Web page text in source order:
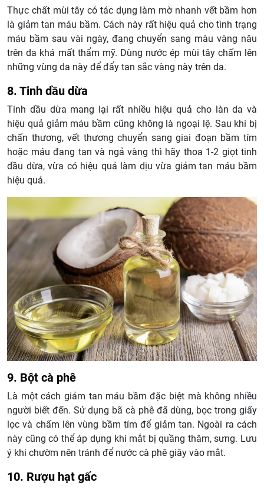
Thực chất mùi tây có tác dụng làm mờ nhanh vết bầm hơn
là giảm tan máu bầm. Cách này rất hiệu quả cho tình trạng
máu bầm sau vài ngày, đang chuyển sang màu vàng nâu
trên da khá mất thẩm mỹ. Dùng nước ép mùi tây chấm lên
những vùng da này để đẩy tan sắc vàng này trên da.
8. Tinh dầu dừa
Tinh dầu dừa mang lại rất nhiều hiệu quả cho làn da và
hiệu quả giảm máu bầm cũng không là ngoại lệ. Sau khi bị
chấn thương, vết thương chuyển sang giai đoạn bầm tím
hoặc máu đang tan và ngả vàng thì hãy thoa 1-2 giọt tinh
dầu dừa, vừa có hiệu quả làm dịu vừa giảm tan máu bầm
hiệu quả.
9. Bột cà phê
Là một cách giảm tan máu bầm đặc biệt mà không nhiều
người biết đến. Sử dụng bã cà phê đã dùng, bọc trong giấy
lọc và chấm lên vùng bầm tím để giảm tan. Ngoài ra cách
này cũng có thể áp dụng khi mắt bị quầng thâm, sưng. Lưu
ý khi chườm nên tránh để nước cà phê giây vào mắt.
10. Rượu hạt gấc